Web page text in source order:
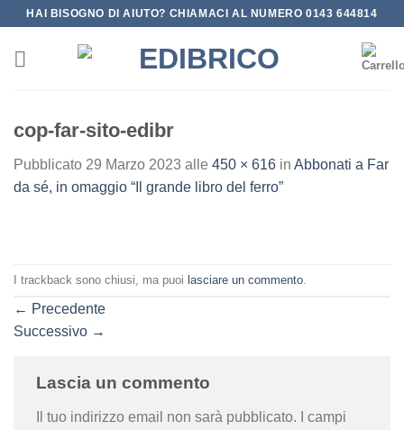
Salta
contenuti
HAI BISOGNO DI AIUTO? CHIAMACI AL NUMERO 0143 644814
cop-far-sito-edibr
Pubblicato 29 Marzo 2023 alle 450 × 616 in Abbonati a Far
da sé, in omaggio “Il grande libro del ferro”
I trackback sono chiusi, ma puoi lasciare un commento
← Precedente
Successivo →
Lascia un commento
Il tuo indirizzo email non sarà pubblicato.
I campi